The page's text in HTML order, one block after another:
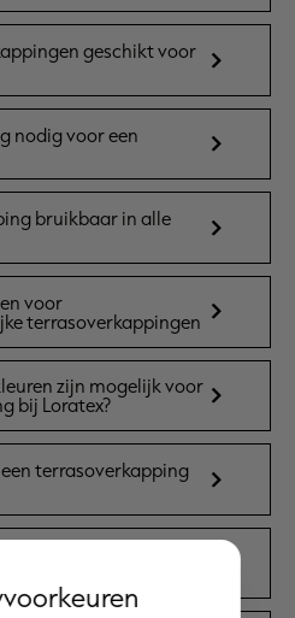
geschikt voor
nodig voor een
bruikbaar in alle
voor
terrasoverkappingen
zijn mogelijk voor
bij Loratex?
terrasoverkapping